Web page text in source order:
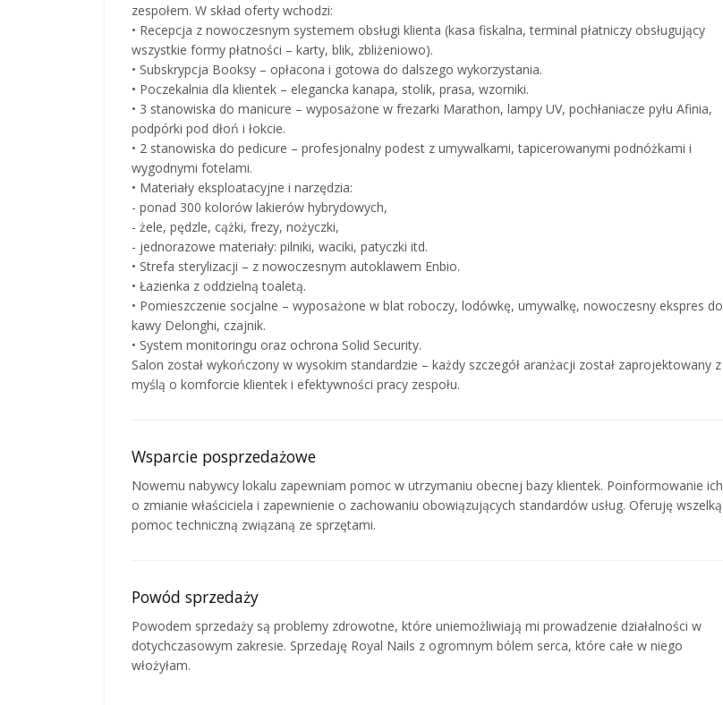
zespołem. W skład oferty wchodzi:
• Recepcja z nowoczesnym systemem obsługi klienta (kasa fiskalna, terminal płatniczy obsługujący
wszystkie formy płatności – karty, blik, zbliżeniowo).
• Subskrypcja Booksy – opłacona i gotowa do dalszego wykorzystania.
• Poczekalnia dla klientek – elegancka kanapa, stolik, prasa, wzorniki.
• 3 stanowiska do manicure – wyposażone w frezarki Marathon, lampy UV, pochłaniacze pyłu Afinia,
podpórki pod dłoń i łokcie.
• 2 stanowiska do pedicure – profesjonalny podest z umywalkami, tapicerowanymi podnóżkami i
wygodnymi fotelami.
• Materiały eksploatacyjne i narzędzia:
- ponad 300 kolorów lakierów hybrydowych,
- żele, pędzle, cążki, frezy, nożyczki,
- jednorazowe materiały: pilniki, waciki, patyczki itd.
• Strefa sterylizacji – z nowoczesnym autoklawem Enbio.
• Łazienka z oddzielną toaletą.
• Pomieszczenie socjalne – wyposażone w blat roboczy, lodówkę, umywalkę, nowoczesny ekspres do
kawy Delonghi, czajnik.
• System monitoringu oraz ochrona Solid Security.
Salon został wykończony w wysokim standardzie – każdy szczegół aranżacji został zaprojektowany z
myślą o komforcie klientek i efektywności pracy zespołu.
Wsparcie posprzedażowe
Nowemu nabywcy lokalu zapewniam pomoc w utrzymaniu obecnej bazy klientek. Poinformowanie ich
o zmianie właściciela i zapewnienie o zachowaniu obowiązujących standardów usług. Oferuję wszelką
pomoc techniczną związaną ze sprzętami.
Powód sprzedaży
Powodem sprzedaży są problemy zdrowotne, które uniemożliwiają mi prowadzenie działalności w
dotychczasowym zakresie. Sprzedaję Royal Nails z ogromnym bólem serca, które całe w niego
włożyłam.